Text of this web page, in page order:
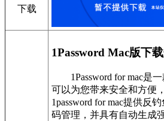
下载
1Password Mac版下
1Password for mac是一
可以为您带来安全和方便
1password for mac提供反
码管理，并具有自动生成